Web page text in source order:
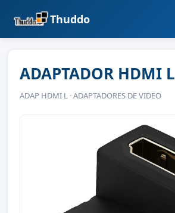
Thuddo
ADAPTADOR HDMI L
ADAP HDMI L · ADAPTADORES DE VIDEO